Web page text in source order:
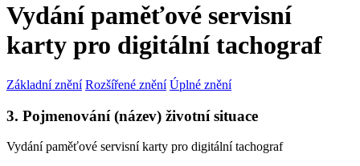
Vydání paměťové servisní
karty pro digitální tachograf
Základní znění Rozšířené znění Úplné znění
3. Pojmenování (název) životní situace
Vydání paměťové servisní karty pro digitální tachograf